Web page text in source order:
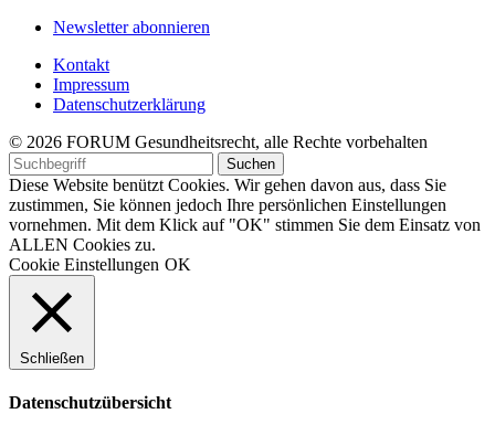
Newsletter abonnieren
Kontakt
Impressum
Datenschutzerklärung
© 2026 FORUM Gesundheitsrecht, alle Rechte vorbehalten
Diese Website benützt Cookies. Wir gehen davon aus, dass Sie
zustimmen, Sie können jedoch Ihre persönlichen Einstellungen
vornehmen. Mit dem Klick auf "OK" stimmen Sie dem Einsatz von
ALLEN Cookies zu.
Cookie Einstellungen OK
Schließen
Datenschutzübersicht